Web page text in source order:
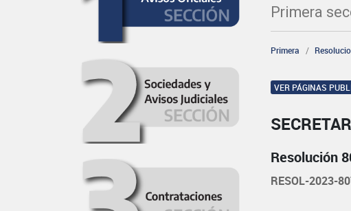
Primera
Primera
VER PÁGINAS
Resolución
RESOL-2023-